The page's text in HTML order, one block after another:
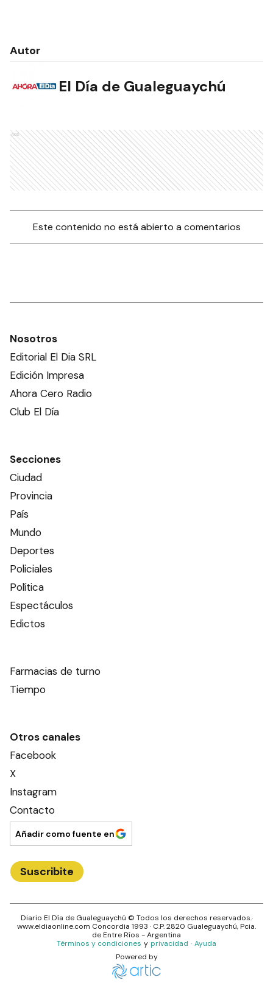
Autor
El Día de Gualeguaychú
Ads
Este contenido no está abierto a comentarios
Nosotros
Editorial El Dia SRL
Edición Impresa
Ahora Cero Radio
Club El Día
Secciones
Ciudad
Provincia
País
Mundo
Deportes
Policiales
Política
Espectáculos
Edictos
Farmacias de turno
Tiempo
Otros canales
Facebook
X
Instagram
Contacto
Añadir como fuente en
Suscribite
Diario El Día de Gualeguaychú © Todos los derechos reservados.·
www.eldiaonline.com Concordia 1993 · C.P.2820 Gualeguaychú, Pcia.
deEntre Ríos - Argentina
Términos y condiciones y privacidad · Ayuda
Powered by